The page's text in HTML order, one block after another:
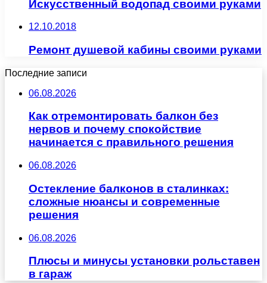
Искусственный водопад своими руками
12.10.2018
Ремонт душевой кабины своими руками
Последние записи
06.08.2026
Как отремонтировать балкон без
нервов и почему спокойствие
начинается с правильного решения
06.08.2026
Остекление балконов в сталинках:
сложные нюансы и современные
решения
06.08.2026
Плюсы и минусы установки рольставен
в гараж